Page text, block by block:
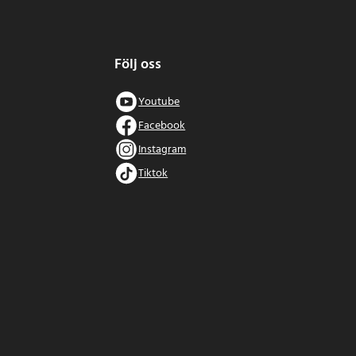
Följ oss
Youtube
Facebook
Instagram
Tiktok